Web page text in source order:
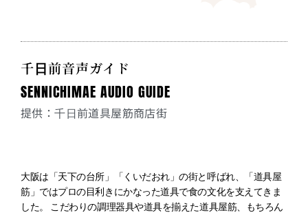
千日前音声ガイド
SENNICHIMAE AUDIO GUIDE
提供：千日前道具屋筋商店街
大阪は「天下の台所」「くいだおれ」の街と呼ばれ、「道具屋
筋」ではプロの目利きにかなった道具で食の文化を支えてきま
した。 こだわりの調理器具や道具を揃えた道具屋筋、もちろん